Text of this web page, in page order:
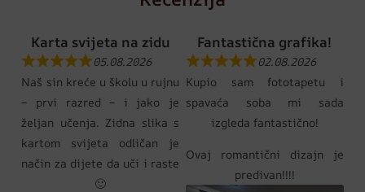
Karta svijeta na zidu
05.08.2026
Naš sin kreće u školu u rujnu
– prvi razred – i jako je
željan učenja. Zidna slika s
kartom svijeta odličan je
način za dijete da uči i raste
🙂
Fantastična grafika!
02.08.2026
Kupio sam fototapetu i
spavaća soba mi sada
izgleda fantastično!
Ovaj romantični dizajn je
predivan!!!!